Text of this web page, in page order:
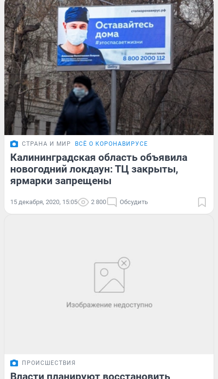
СТРАНА И МИР ВСЁ О КОРОНАВИРУСЕ
Калининградская область объявила
новогодний локдаун: ТЦ закрыты,
ярмарки запрещены
15 декабря, 2020, 15:05 2 800 Обсудить
ПРОИСШЕСТВИЯ
Власти планируют восстановить